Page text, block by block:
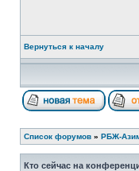
Вернуться к началу
Список форумов » РБЖ-
Кто сейчас на